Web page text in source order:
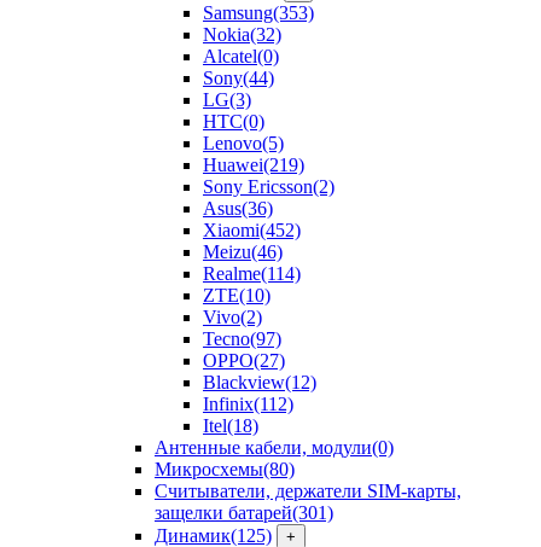
Samsung(353)
Nokia(32)
Alcatel(0)
Sony(44)
LG(3)
HTC(0)
Lenovo(5)
Huawei(219)
Sony Ericsson(2)
Asus(36)
Xiaomi(452)
Meizu(46)
Realme(114)
ZTE(10)
Vivo(2)
Tecno(97)
OPPO(27)
Blackview(12)
Infinix(112)
Itel(18)
Антенные кабели, модули(0)
Микросхемы(80)
Считыватели, держатели SIM-карты,
защелки батарей(301)
Динамик(125) +